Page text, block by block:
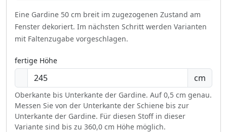
Eine Gardine 50 cm breit im zugezogenen Zustand am
Fenster dekoriert. Im nächsten Schritt werden Varianten
mit Faltenzugabe vorgeschlagen.
fertige Höhe
cm
Oberkante bis Unterkante der Gardine. Auf 0,5 cm genau.
Messen Sie von der Unterkante der Schiene bis zur
Unterkante der Gardine. Für diesen Stoff in dieser
Variante sind bis zu 360,0 cm Höhe möglich.